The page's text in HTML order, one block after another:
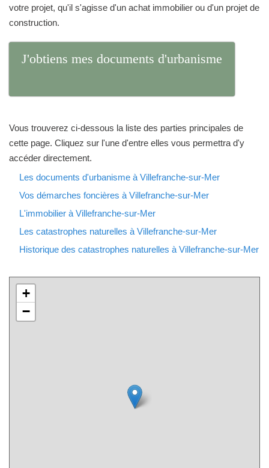
votre projet, qu'il s'agisse d'un achat immobilier ou d'un projet de
construction.
J'obtiens mes documents d'urbanisme
Vous trouverez ci-dessous la liste des parties principales de
cette page. Cliquez sur l'une d'entre elles vous permettra d'y
accéder directement.
Les documents d'urbanisme à Villefranche-sur-Mer
Vos démarches foncières à Villefranche-sur-Mer
L'immobilier à Villefranche-sur-Mer
Les catastrophes naturelles à Villefranche-sur-Mer
Historique des catastrophes naturelles à Villefranche-sur-Mer
+
−